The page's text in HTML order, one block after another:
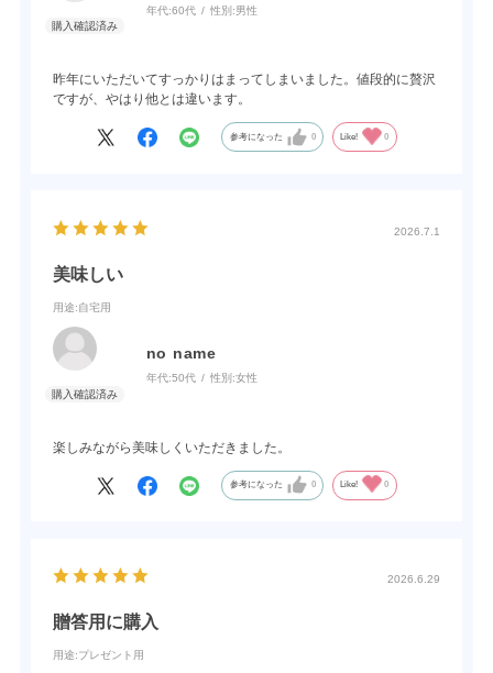
年代:60代 性別:男性
昨年にいただいてすっかりはまってしまいました。値段的に贅沢
ですが、やはり他とは違います。
参考になった 0 Like! 0
2026.7.1
美味しい
用途:自宅用
no name
年代:50代 性別:女性
楽しみながら美味しくいただきました。
参考になった 0 Like! 0
2026.6.29
贈答用に購入
用途:プレゼント用